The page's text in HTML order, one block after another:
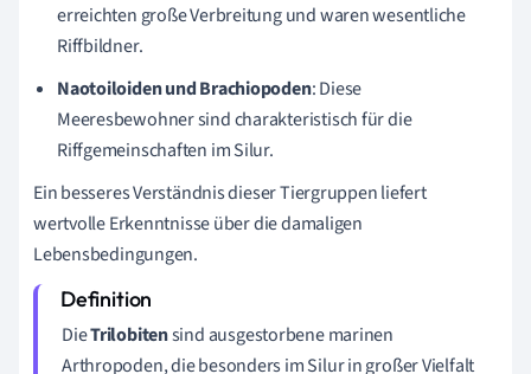
erreichten große Verbreitung und waren wesentliche
Riffbildner.
Naotoiloiden und Brachiopoden: Diese
Meeresbewohner sind charakteristisch für die
Riffgemeinschaften im Silur.
Ein besseres Verständnis dieser Tiergruppen liefert
wertvolle Erkenntnisse über die damaligen
Lebensbedingungen.
DieTrilobitensind ausgestorbene marinen
Arthropoden, die besonders im Silur in großer Vielfalt